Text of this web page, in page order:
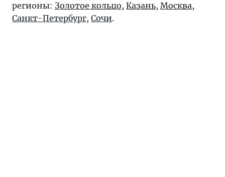
регионы: Золотое кольцо, Казань, Москва,
Санкт-Петербург, Сочи.